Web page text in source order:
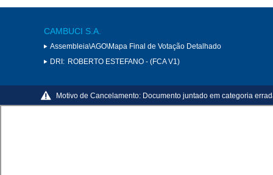
CAMBUCI S.A.
Assembleia\AGO\Mapa Final de Votação Detalhado
DRI: ROBERTO ESTEFANO - (FCA V1)
Motivo de Cancelamento: Documento juntado em categoria